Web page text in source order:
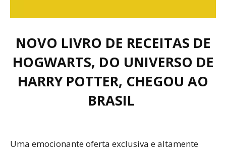
NOVO LIVRO DE RECEITAS DE
HOGWARTS, DO UNIVERSO DE
HARRY POTTER, CHEGOU AO
BRASIL
Uma emocionante oferta exclusiva e altamente